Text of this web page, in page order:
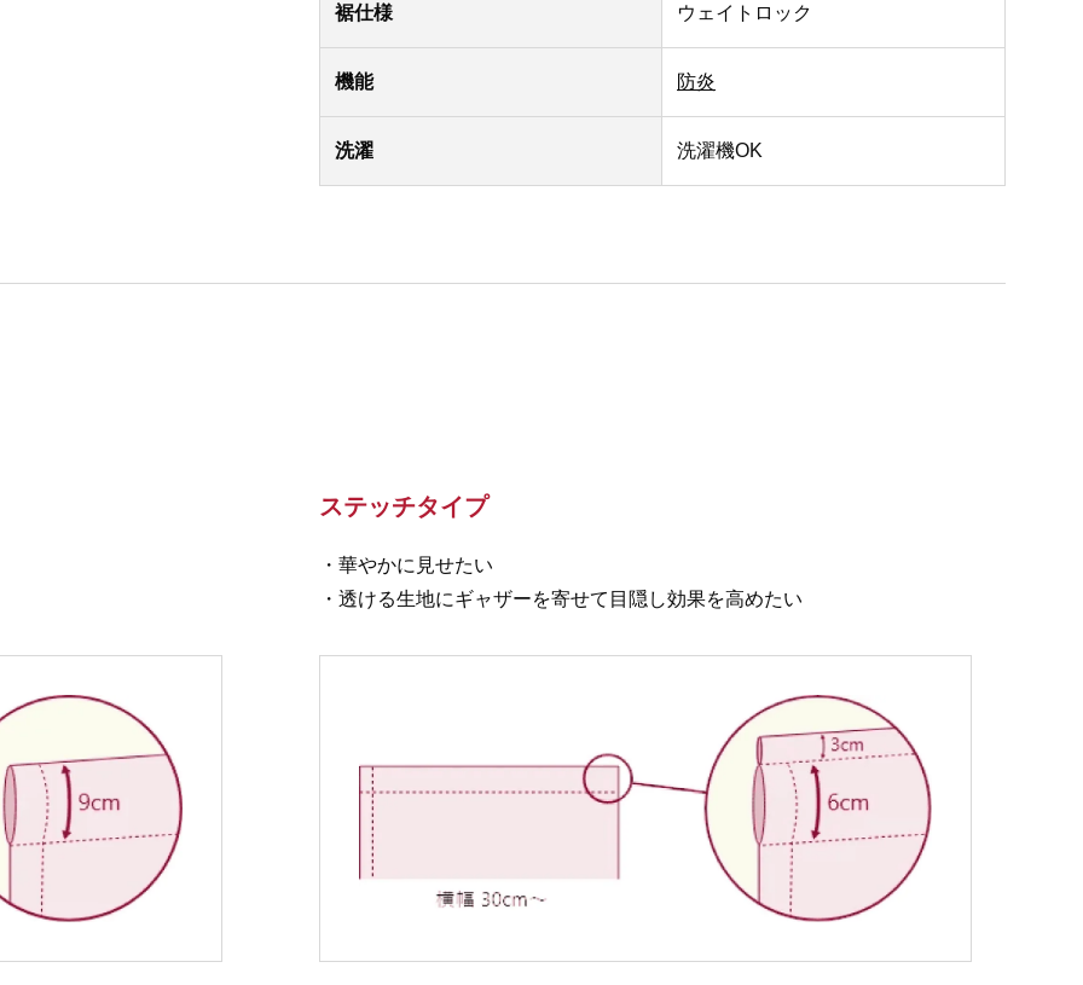
裾仕様 ウェイトロック
機能 防炎
洗濯 洗濯機OK
ステッチタイプ
・華やかに見せたい
・透ける生地にギャザーを寄せて目隠し効果を高めたい